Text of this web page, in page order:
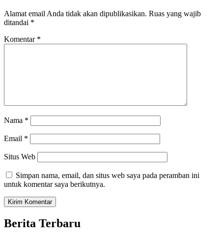
Alamat email Anda tidak akan dipublikasikan. Ruas yang wajib
ditandai *
Komentar *
Nama *
Email *
Situs Web
Simpan nama, email, dan situs web saya pada peramban ini
untuk komentar saya berikutnya.
Berita Terbaru